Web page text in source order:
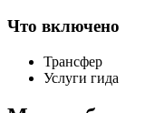
Что включено
Трансфер
Услуги гида